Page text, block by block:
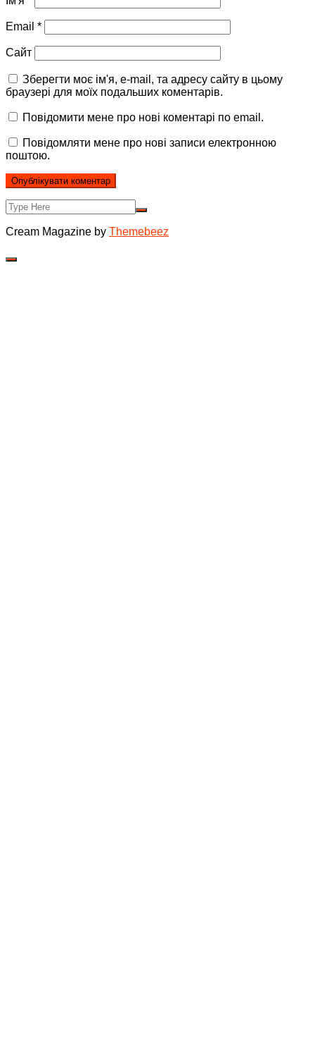
Email *
Сайт
Зберегти моє ім'я, e-mail, та адресу сайту в цьому
браузері для моїх подальших коментарів.
Повідомити мене про нові коментарі по email.
Повідомляти мене про нові записи електронною
поштою.
Cream Magazine by Themebeez